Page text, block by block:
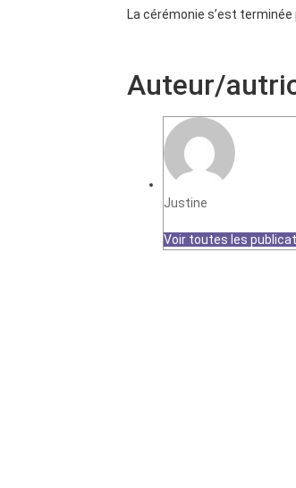
La cérémonie s’est
Auteur/
Justine
Voir toutes les